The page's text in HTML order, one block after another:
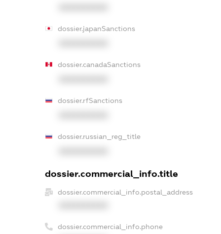
dossier.japanSanctions
dossier.canadaSanctions
dossier.rfSanctions
dossier.russian_reg_title
dossier.commercial_info.title
dossier.commercial_info.postal_address
dossier.commercial_info.phone